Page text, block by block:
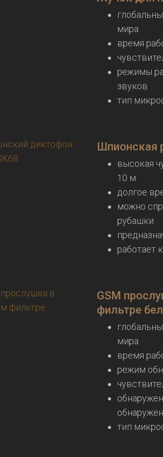
мира
время
режимы
звуков
тип
Шпионская
высокая
10 м
долгое
можно
рубашки
работает
GSM
фильтре
мира
время
режим
тип